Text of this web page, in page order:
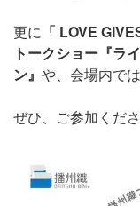
更に 「 LOVE
トークショー 『ラ
ン』 や、会場内では
ぜひ、ご参加くだ